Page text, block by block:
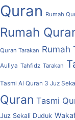
Quran Rumah
Rumah
Quran Tarakan Rumah
Auliya Tahfidz Tarakan
Tasmi Al Quran 3 Juz
Quran Tasmi
Juz Sekali Duduk